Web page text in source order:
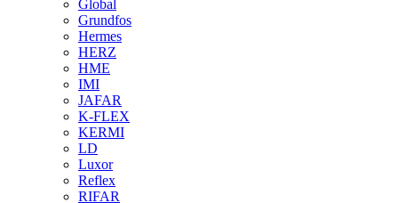
Global
Grundfos
Hermes
HERZ
HME
IMI
JAFAR
K-FLEX
KERMI
LD
Luxor
Reflex
RIFAR